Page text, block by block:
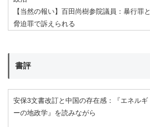
【当然の報い】百田尚樹参院議員：暴行罪と
脅迫罪で訴えられる
書評
安保3文書改訂と中国の存在感：『エネルギ
ーの地政学』を読みながら